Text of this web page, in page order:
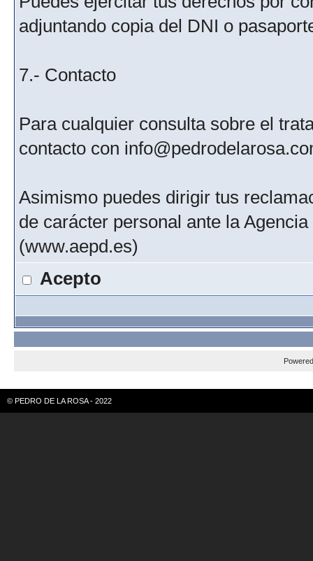
adjuntando copia del DNI o
7.- Contacto
Para cualquier consulta sobre el
contacto con
Asimismo puedes dirigir tus
de carácter personal ante la
(www.aepd.es)
Acepto
© PEDRO DE LA ROSA - 2022